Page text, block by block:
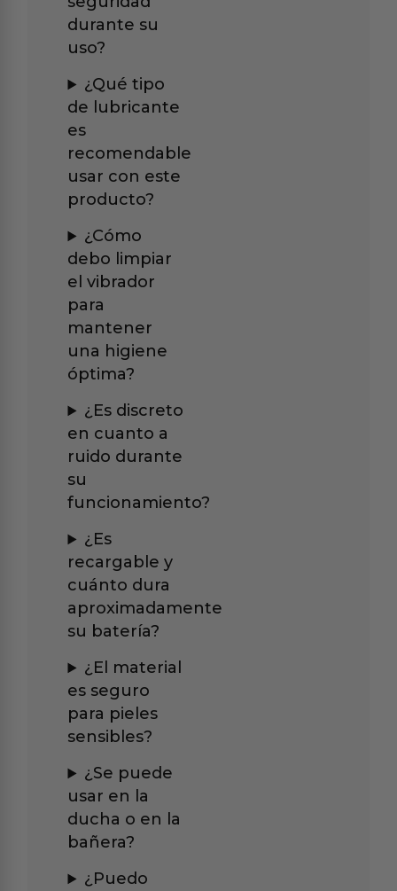
durante su
uso?
¿Qué tipo
de lubricante
es
recomendable
usar con este
producto?
¿Cómo
debo limpiar
el vibrador
para
mantener
una higiene
óptima?
¿Es discreto
en cuanto a
ruido durante
su
funcionamiento?
¿Es
recargable y
cuánto dura
aproximadamente
su batería?
¿El material
es seguro
para pieles
sensibles?
¿Se puede
usar en la
ducha o en la
bañera?
¿Puedo